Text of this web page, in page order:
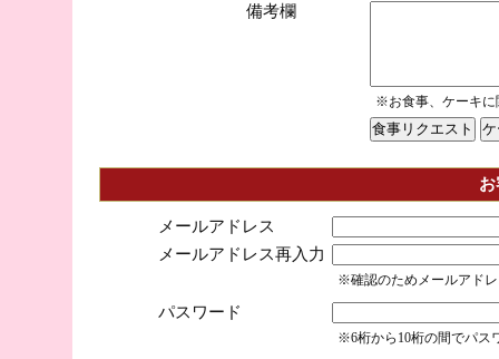
備考欄
※お食事、ケーキに
メールアドレス
メールアドレス再入力
※確認のためメールアド
パスワード
※6桁から10桁の間でパス